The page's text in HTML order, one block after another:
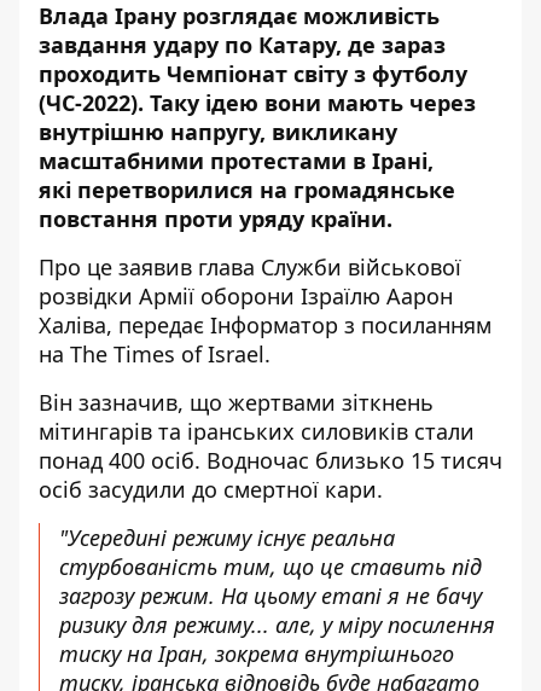
Влада Ірану розглядає можливість
завдання удару по Катару, де зараз
проходить Чемпіонат світу з футболу
(ЧС-2022). Таку ідею вони мають через
внутрішню напругу, викликану
масштабними протестами в Ірані,
які перетворилися на громадянське
повстання проти уряду країни.
Про це заявив глава Служби військової
розвідки Армії оборони Ізраїлю Аарон
Халіва, передає Інформатор з посиланням
на The Times of Israel.
Він зазначив, що жертвами зіткнень
мітингарів та іранських силовиків стали
понад 400 осіб. Водночас близько 15 тисяч
осіб засудили до смертної кари.
"Усередині режиму існує реальна
стурбованість тим, що це ставить під
загрозу режим. На цьому етапі я не бачу
ризику для режиму... але, у міру посилення
тиску на Іран, зокрема внутрішнього
тиску, іранська відповідь буде набагато